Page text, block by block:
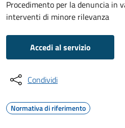
Procedimento per la denuncia in
interventi di minore rilevanza
Accedi al servizio
Condividi
Normativa di riferimento